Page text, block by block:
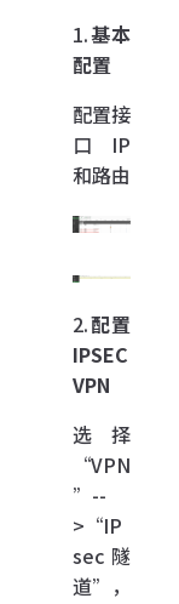
1.基本
配置
配置接
口 IP
和路由
2.配置
IPSEC
VPN
选择
“VPN
”--
>“IP
sec 隧
道”，